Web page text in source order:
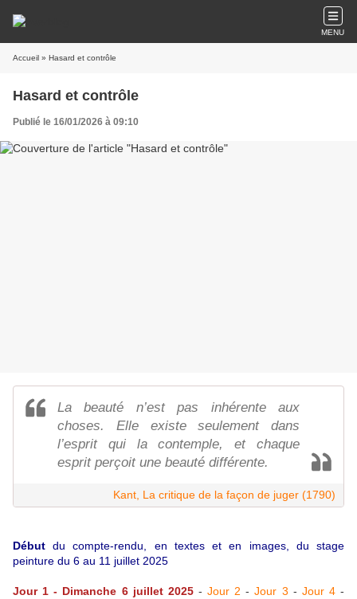
MENU
Accueil » Hasard et contrôle
Hasard et contrôle
Publié le 16/01/2026 à 09:10
La beauté n’est pas inhérente aux
choses. Elle existe seulement dans
l’esprit qui la contemple, et chaque
esprit perçoit une beauté différente.
Kant, La critique de la façon de juger (1790)
Début du compte-rendu, en textes et en images, du stage
peinture du 6 au 11 juillet 2025
Jour 1 - Dimanche 6 juillet 2025- Jour 2 -Jour 3 - Jour 4-